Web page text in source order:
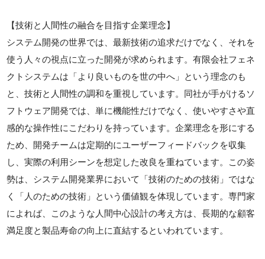
【技術と人間性の融合を目指す企業理念】
システム開発の世界では、最新技術の追求だけでなく、それを
使う人々の視点に立った開発が求められます。有限会社フェネ
クトシステムは「より良いものを世の中へ」という理念のも
と、技術と人間性の調和を重視しています。同社が手がけるソ
フトウェア開発では、単に機能性だけでなく、使いやすさや直
感的な操作性にこだわりを持っています。企業理念を形にする
ため、開発チームは定期的にユーザーフィードバックを収集
し、実際の利用シーンを想定した改良を重ねています。この姿
勢は、システム開発業界において「技術のための技術」ではな
く「人のための技術」という価値観を体現しています。専門家
によれば、このような人間中心設計の考え方は、長期的な顧客
満足度と製品寿命の向上に直結するといわれています。